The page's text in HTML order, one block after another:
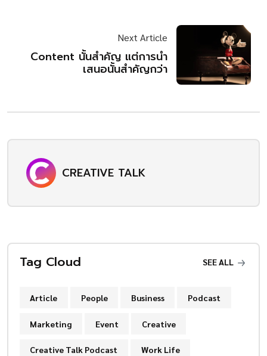
Next Article
Content นั้นสำคัญ แต่การนำ
เสนอนั้นสำคัญกว่า
CREATIVE TALK
Tag Cloud SEE ALL
Article People Business Podcast
Marketing Event Creative
Creative Talk Podcast Work Life